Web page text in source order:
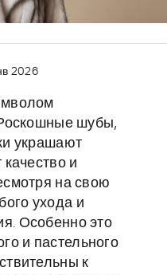
2026
Роскошные шубы,
украшают
и
на свою
ухода и
Особенно это
и пастельного
к